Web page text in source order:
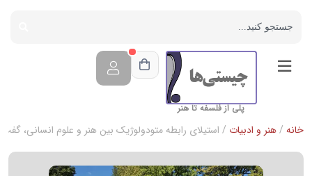
پلی از فلسفه تا هنر
خانه /هنر و ادبیات / استیلای رابطه متودولوژیک بین هنر و علوم انسانی،